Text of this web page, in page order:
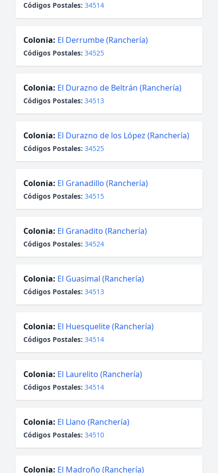
Códigos Postales: 34514
Colonia: El Derrumbe (Ranchería)
Códigos Postales: 34525
Colonia: El Durazno de Beltrán (Ranchería)
Códigos Postales: 34513
Colonia: El Durazno de los López (Ranchería)
Códigos Postales: 34525
Colonia: El Granadillo (Ranchería)
Códigos Postales: 34515
Colonia: El Granadito (Ranchería)
Códigos Postales: 34524
Colonia: El Guasimal (Ranchería)
Códigos Postales: 34513
Colonia: El Huesquelite (Ranchería)
Códigos Postales: 34514
Colonia: El Laurelito (Ranchería)
Códigos Postales: 34514
Colonia: El Llano (Ranchería)
Códigos Postales: 34510
Colonia: El Madroño (Ranchería)